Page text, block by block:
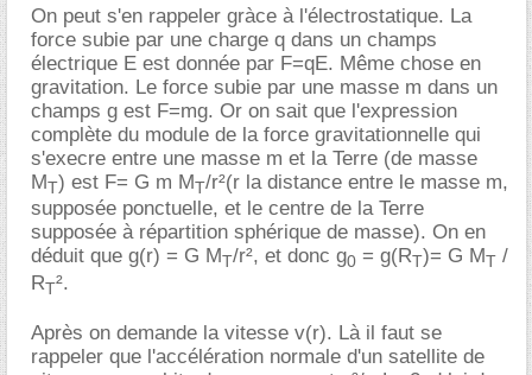
On peut s'en rappeler gràce à l'électrostatique. La
force subie par une charge q dans un champs
électrique E est donnée par F=qE. Même chose en
gravitation. Le force subie par une masse m dans un
champs g est F=mg. Or on sait que l'expression
complète du module de la force gravitationnelle qui
s'execre entre une masse m et la Terre (de masse
MT) est F= G m MT/r²(r la distance entre le masse m,
supposée ponctuelle, et le centre de la Terre
supposée à répartition sphérique de masse). On en
déduit que g(r) = G MT/r², et donc g0 = g(RT)= G MT /
RT².
Après on demande la vitesse v(r). Là il faut se
rappeler que l'accélération normale d'un satellite de